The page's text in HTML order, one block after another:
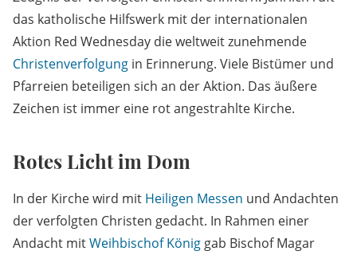
das katholische Hilfswerk mit der internationalen
Aktion Red Wednesday die weltweit zunehmende
Christenverfolgung in Erinnerung. Viele Bistümer und
Pfarreien beteiligen sich an der Aktion. Das äußere
Zeichen ist immer eine rot angestrahlte Kirche.
Rotes Licht im Dom
In der Kirche wird mit Heiligen Messen und Andachten
der verfolgten Christen gedacht. In Rahmen einer
Andacht mitWeihbischof König gab Bischof Magar